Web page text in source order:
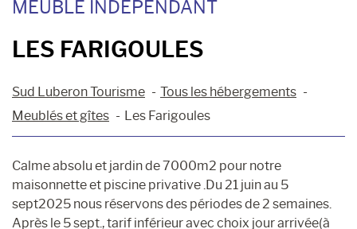
MEUBLÉ INDÉPENDANT
LES FARIGOULES
Sud Luberon Tourisme
Tous les hébergements
Meublés et gîtes
Les Farigoules
Calme absolu et jardin de 7000m2 pour notre
maisonnette et piscine privative .Du 21 juin au 5
sept2025 nous réservons des périodes de 2 semaines.
Après le 5 sept., tarif inférieur avec choix jour arrivée(à